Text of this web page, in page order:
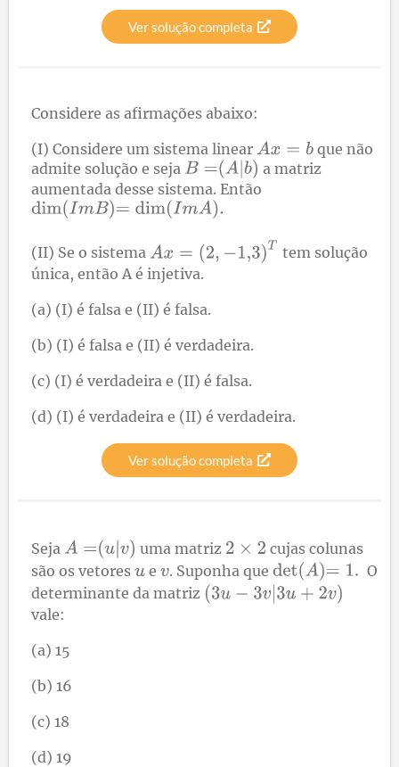
Ver solução completa
Considere as afirmações abaixo:
(I) Considere um sistema linear
que não
admite solução e seja
a matriz
aumentada desse sistema. Então
(II) Se o sistema
tem solução
única, então A é injetiva.
(a) (I) é falsa e (II) é falsa.
(b) (I) é falsa e (II) é verdadeira.
(c) (I) é verdadeira e (II) é falsa.
(d) (I) é verdadeira e (II) é verdadeira.
Ver solução completa
Seja uma matriz
cujas colunas
são os vetores
e . Suponha que
O
determinante da matriz
vale:
(a) 15
(b) 16
(c) 18
(d) 19